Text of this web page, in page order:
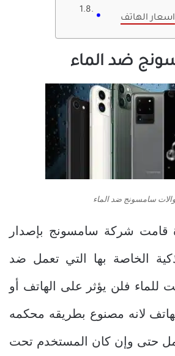
اسعار الهاتف
ضد الماء
سامسونج ضد الماء
قامت شركة سامسونج بإصدار
الخاصة بها التي تعمل ضد
للماء فلن يؤثر على الهاتف أو
لانه مصنوع بطريقه محكمه
حتى وإن كان المستخدم تحت